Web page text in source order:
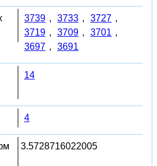
3739 , 3733 , 3727 ,
3719 , 3709 , 3701 ,
3697 , 3691
14
4
3.5728716022005